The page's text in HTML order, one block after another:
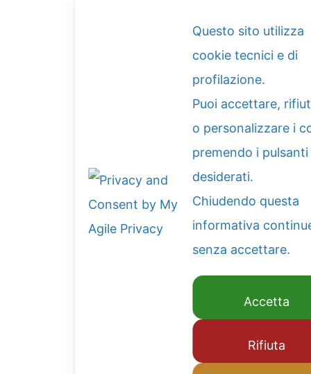
Questo sito utilizza
cookie tecnici e di
profilazione.
Puoi accettare,
o personalizzare i
premendo i pulsanti
desiderati.
Chiudendo questa
informativa
senza accettare.
Accetta
Rifiuta